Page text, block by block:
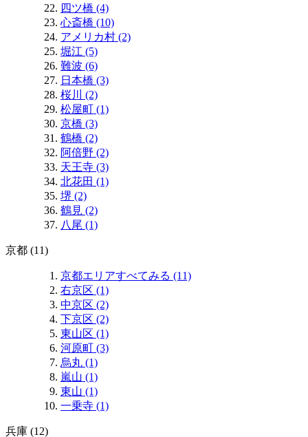
四ツ橋 (4)
心斎橋 (10)
アメリカ村 (2)
堀江 (5)
難波 (6)
日本橋 (3)
桜川 (2)
松屋町 (1)
京橋 (3)
鶴橋 (2)
阿倍野 (2)
天王寺 (3)
北花田 (1)
堺 (2)
鶴見 (2)
八尾 (1)
京都 (11)
京都エリアすべてみる (11)
右京区 (1)
中京区 (2)
下京区 (2)
東山区 (1)
河原町 (3)
烏丸 (1)
嵐山 (1)
東山 (1)
一乗寺 (1)
兵庫 (12)